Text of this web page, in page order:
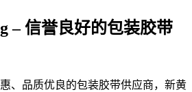
– 信誉良好的包装胶带
、品质优良的包装胶带供应商，新黄